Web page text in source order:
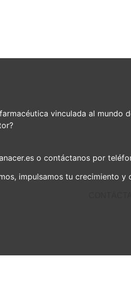
vinculada al
o contáctanos por
impulsamos tu crecimiento